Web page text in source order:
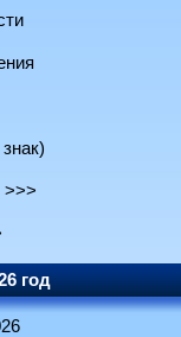
>>>
год